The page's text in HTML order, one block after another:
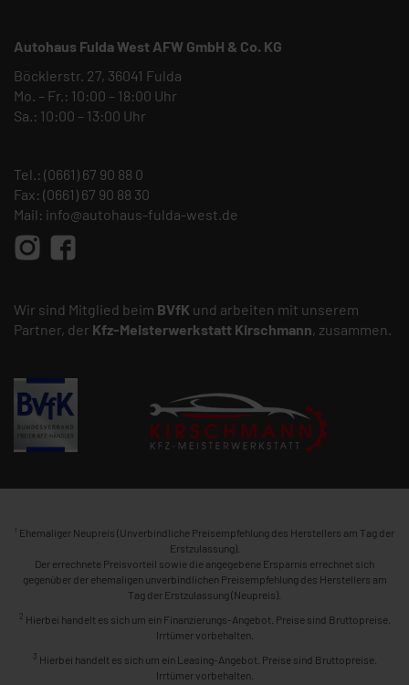
Autohaus Fulda West AFW GmbH & Co. KG
Böcklerstr. 27, 36041 Fulda
Mo. – Fr.: 10:00 – 18:00 Uhr
Sa.: 10:00 – 13:00 Uhr
Tel.: (0661) 67 90 88 0
Fax: (0661) 67 90 88 30
Mail: info@autohaus-fulda-west.de
Wir sind Mitglied beim BVfK und arbeiten mit unserem
Partner, der Kfz-Meisterwerkstatt Kirschmann, zusammen.
1 Ehemaliger Neupreis (Unverbindliche Preisempfehlung des Herstellers am Tag der
Erstzulassung).
Der errechnete Preisvorteil sowie die angegebene Ersparnis errechnet sich
gegenüber der ehemaligen unverbindlichen Preisempfehlung des Herstellers am
Tag der Erstzulassung (Neupreis).
2 Hierbei handelt es sich um ein Finanzierungs-Angebot. Preise sind Bruttopreise.
Irrtümer vorbehalten.
3 Hierbei handelt es sich um ein Leasing-Angebot. Preise sind Bruttopreise.
Irrtümer vorbehalten.